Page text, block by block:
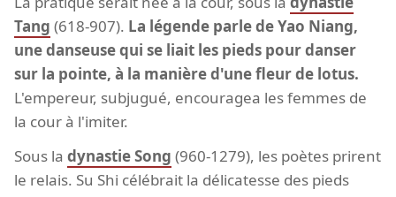
Tang (618-907). La légende parle de Yao Niang,
une danseuse qui se liait les pieds pour danser
sur la pointe, à la manière d'une fleur de lotus.
L'empereur, subjugué, encouragea les femmes de
la cour à l'imiter.
Sous la dynastie Song (960-1279), les poètes prirent
le relais. Su Shi célébrait la délicatesse des pieds